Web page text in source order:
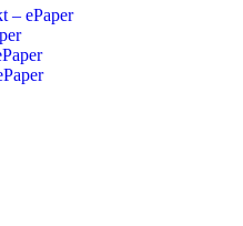
– ePaper